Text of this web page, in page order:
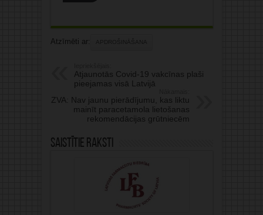
Atzīmēti ar: APDROŠINĀŠANA
Atjaunotās Covid-19 vakcīnas plaši
pieejamas visā Latvijā
ZVA: Nav jaunu pierādījumu, kas liktu
mainīt paracetamola lietošanas
rekomendācijas grūtniecēm
Saistītie raksti